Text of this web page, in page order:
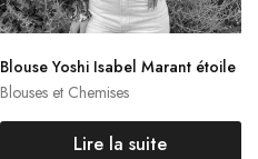
Blouses et Chemises
Blouse Yoshi Isabel Marant étoile
Lire la suite